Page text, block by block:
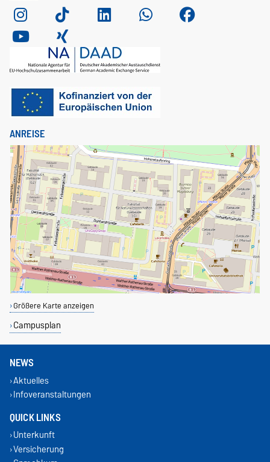
ANREISE
Größere Karte anzeigen
Campusplan
NEWS
Aktuelles
Infoveranstaltungen
QUICK LINKS
Unterkunft
Versicherung